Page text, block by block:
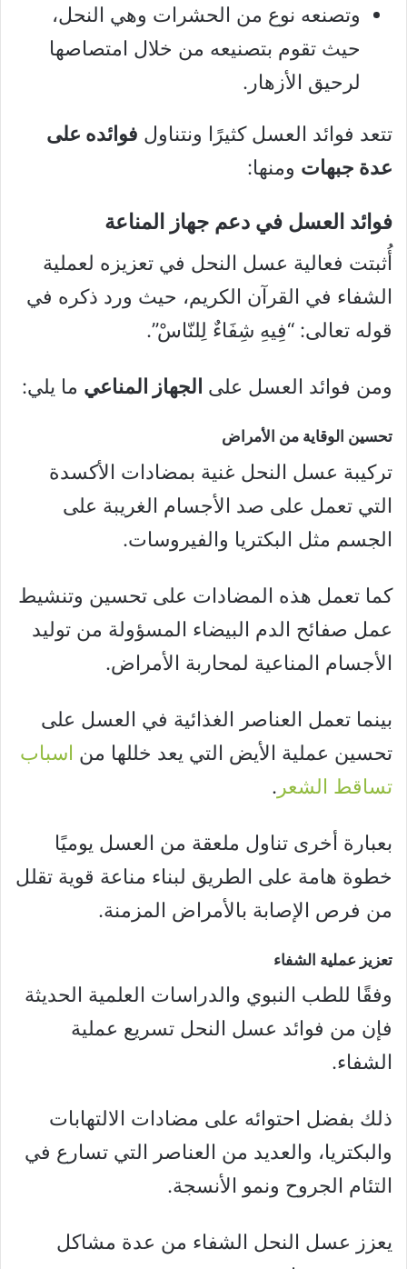
وتصنعه نوع من الحشرات وهي النحل،
حيث تقوم بتصنيعه من خلال امتصاصها
لرحيق الأزهار.
تتعد فوائد العسل كثيرًا ونتناول فوائده على
عدة جبهات ومنها:
فوائد العسل في دعم جهاز المناعة
أُثبتت فعالية عسل النحل في تعزيزه لعملية
الشفاء في القرآن الكريم، حيث ورد ذكره في
قوله تعالى: “فِيهِ شِفَاءٌ لِلنّاسْ”.
ومن فوائد العسل على الجهاز المناعي ما يلي:
تحسين الوقاية من الأمراض
تركيبة عسل النحل غنية بمضادات الأكسدة
التي تعمل على صد الأجسام الغريبة على
الجسم مثل البكتريا والفيروسات.
كما تعمل هذه المضادات على تحسين وتنشيط
عمل صفائح الدم البيضاء المسؤولة من توليد
الأجسام المناعية لمحاربة الأمراض.
بينما تعمل العناصر الغذائية في العسل على
تحسين عملية الأيض التي يعد خللها من اسباب
تساقط الشعر .
بعبارة أخرى تناول ملعقة من العسل يوميًا
خطوة هامة على الطريق لبناء مناعة قوية تقلل
من فرص الإصابة بالأمراض المزمنة.
تعزيز عملية الشفاء
وفقًا للطب النبوي والدراسات العلمية الحديثة
فإن من فوائد عسل النحل تسريع عملية
الشفاء.
ذلك بفضل احتوائه على مضادات الالتهابات
والبكتريا، والعديد من العناصر التي تسارع في
التئام الجروح ونمو الأنسجة.
يعزز عسل النحل الشفاء من عدة مشاكل